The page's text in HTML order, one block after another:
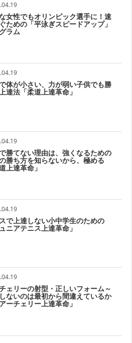
女性でもオリンピック選手に！速
ための「平泳ぎスピードアップ」
ラム
体が小さい、力が弱い子供でも勝
達法「柔道上達革命」
勝てない理由は、強くなるための
勝ち方を知らないから、極める
上達革命」
で上達しない小中学生のための
ュニアテニス上達革命」
ェリーの射型・正しいフォーム～
ないのは最初から間違えているか
ーチェリー上達革命」